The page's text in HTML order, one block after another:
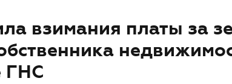
взимания платы за
ГНС